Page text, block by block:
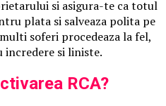
si asigura-te ca totul
plata si salveaza polita pe
soferi procedeaza la fel,
incredere si liniste.
RCA?